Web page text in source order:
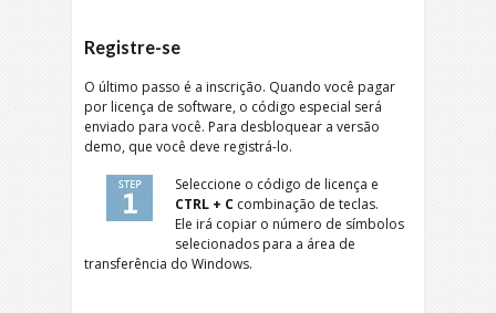
Registre-se
O último passo é a inscrição. Quando você pagar
por licença de software, o código especial será
enviado para você. Para desbloquear a versão
demo, que você deve registrá-lo.
Seleccione o código de licença e
CTRL + C combinação de teclas.
Ele irá copiar o número de símbolos
selecionados para a área de
transferência do Windows.